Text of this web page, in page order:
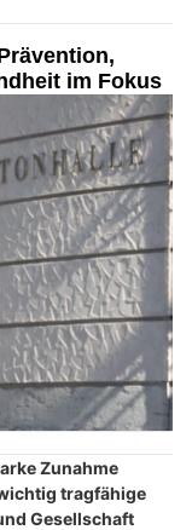
im Fokus
Zunahme
tragfähige
Gesellschaft